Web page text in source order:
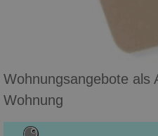
Wohnungsangebote als
Wohnung